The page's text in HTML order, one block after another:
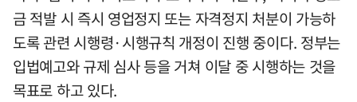
금 적발 시 즉시 영업정지 또는 자격정지 처분이 가능하
도록 관련 시행령·시행규칙 개정이 진행 중이다. 정부는
입법예고와 규제 심사 등을 거쳐 이달 중 시행하는 것을
목표로 하고 있다.